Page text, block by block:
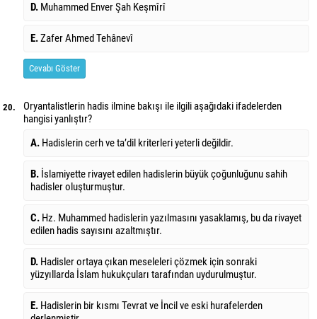
D. Muhammed Enver Şah Keşmîrî
E.Zafer Ahmed Tehânevî
Cevabı Göster
20.
Oryantalistlerin hadis ilmine bakışı ile ilgili aşağıdaki ifadelerden
hangisi yanlıştır?
A. Hadislerin cerh ve ta’dil kriterleri yeterli değildir.
B. İslamiyette rivayet edilen hadislerin büyük çoğunluğunu sahih
hadisler oluşturmuştur.
C. Hz. Muhammed hadislerin yazılmasını yasaklamış, bu da rivayet
edilen hadis sayısını azaltmıştır.
D. Hadisler ortaya çıkan meseleleri çözmek için sonraki
yüzyıllarda İslam hukukçuları tarafından uydurulmuştur.
E. Hadislerin bir kısmı Tevrat ve İncil ve eski hurafelerden